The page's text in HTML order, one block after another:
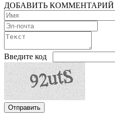
ДОБАВИТЬ КОММЕНТАРИЙ
Введите код